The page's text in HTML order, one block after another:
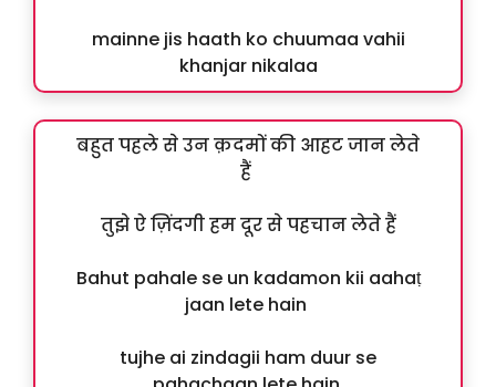
mainne jis haath ko chuumaa vahii
khanjar nikalaa
बहुत पहले से उन क़दमों की आहट जान लेते
हैं
तुझे ऐ ज़िंदगी हम दूर से पहचान लेते हैं
Bahut pahale se un kadamon kii aahaṭ
jaan lete hain
tujhe ai zindagii ham duur se